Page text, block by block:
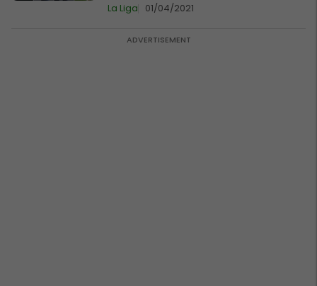
shtrenjtë në histori të futbollit
La Liga 01/04/2021